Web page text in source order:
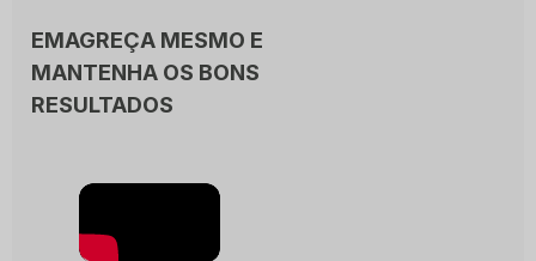
EMAGREÇA MESMO E
MANTENHA OS BONS
RESULTADOS